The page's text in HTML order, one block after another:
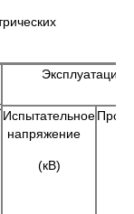
Испытательное
напряжение
(кВ)